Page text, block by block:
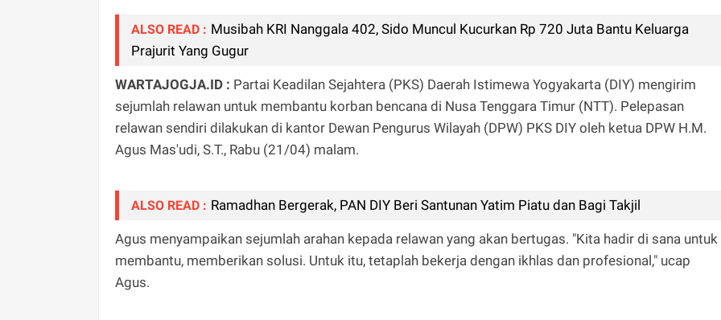
ALSO READ : Musibah KRI Nanggala 402, Sido Muncul Kucurkan Rp 720 Juta Bantu Keluarga
Prajurit Yang Gugur
WARTAJOGJA.ID : Partai Keadilan Sejahtera (PKS) Daerah Istimewa Yogyakarta (DIY) mengirim
sejumlah relawan untuk membantu korban bencana di Nusa Tenggara Timur (NTT). Pelepasan
relawan sendiri dilakukan di kantor Dewan Pengurus Wilayah (DPW) PKS DIY oleh ketua DPW H.M.
Agus Mas'udi, S.T., Rabu (21/04) malam.
ALSO READ : Ramadhan Bergerak, PAN DIY Beri Santunan Yatim Piatu dan Bagi Takjil
Agus menyampaikan sejumlah arahan kepada relawan yang akan bertugas. "Kita hadir di sana untuk
membantu, memberikan solusi. Untuk itu, tetaplah bekerja dengan ikhlas dan profesional," ucap
Agus.